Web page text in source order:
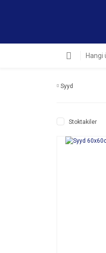
Syyd
Stoktakiler